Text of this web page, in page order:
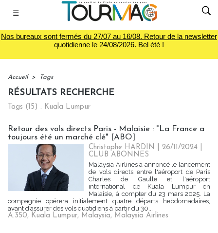
☰
Nos bureaux sont fermés du 27/07 au 16/08. Retour de la newsletter
quotidienne le 24/08/2026. Bel été !
Accueil > Tags
RÉSULTATS RECHERCHE
Tags (15) : Kuala Lumpur
Retour des vols directs Paris - Malaisie : "La France a
toujours été un marché clé" [ABO]
Christophe HARDIN | 26/11/2024
CLUB ABONNES
Malaysia Airlines a annoncé le lancement
de vols directs entre l'aéroport de Paris
Charles de Gaulle et l'aéroport
international de Kuala Lumpur en
Malaisie, à compter du 23 mars 2025. La
compagnie opérera initialement quatre départs hebdomadaires,
avant d’assurer des vols quotidiens à partir du 30...
A.350, Kuala Lumpur, Malaysia, Malaysia Airlines